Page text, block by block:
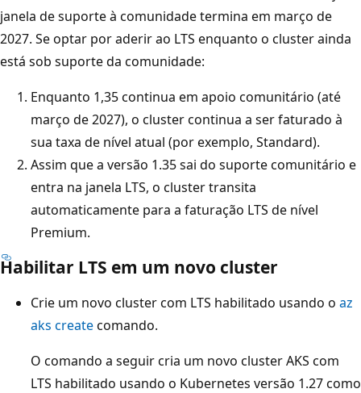
janela de suporte à comunidade termina em março de
2027. Se optar por aderir ao LTS enquanto o cluster ainda
está sob suporte da comunidade:
Enquanto 1,35 continua em apoio comunitário (até
março de 2027), o cluster continua a ser faturado à
sua taxa de nível atual (por exemplo, Standard).
Assim que a versão 1.35 sai do suporte comunitário e
entra na janela LTS, o cluster transita
automaticamente para a faturação LTS de nível
Premium.
Habilitar LTS em um novo cluster
Crie um novo cluster com LTS habilitado usando o az
aks createcomando.
O comando a seguir cria um novo cluster AKS com
LTS habilitado usando o Kubernetes versão 1.27 como